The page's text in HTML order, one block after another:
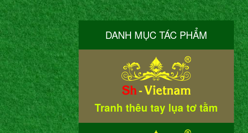
DANH MỤC TÁC PHẨM
Tranh thêu tay lụa tơ tằm